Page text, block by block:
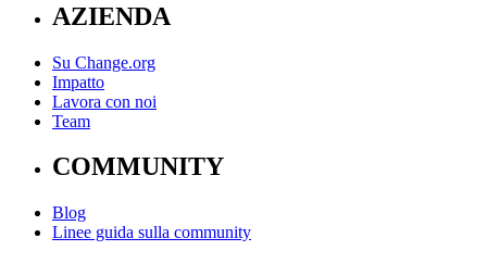
AZIENDA
Su Change.org
Impatto
Lavora con noi
Team
COMMUNITY
Blog
Linee guida sulla community